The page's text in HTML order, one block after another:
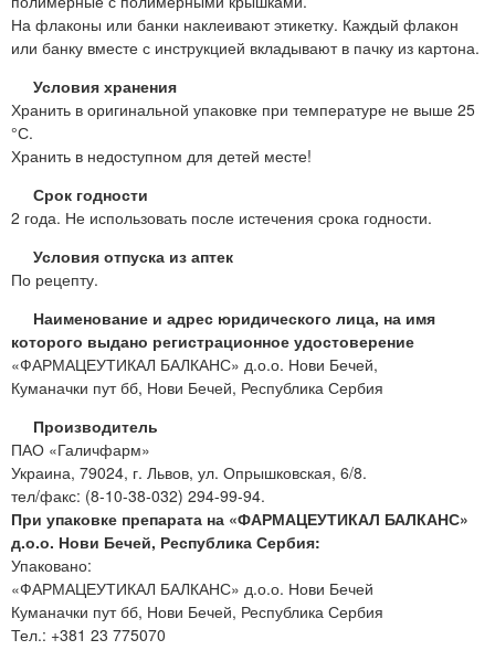
На флаконы или банки наклеивают этикетку. Каждый флакон
или банку вместе с инструкцией вкладывают в пачку из картона.
Условия хранения
Хранить в оригинальной упаковке при температуре не выше 25
°С.
Хранить в недоступном для детей месте!
Срок годности
2 года. Не использовать после истечения срока годности.
Условия отпуска из аптек
По рецепту.
Наименование и адрес юридического лица, на имя
которого выдано регистрационное удостоверение
«ФАРМАЦЕУТИКАЛ БАЛКАНС» д.о.о. Нови Бечей,
Куманачки пут бб, Нови Бечей, Республика Сербия
Производитель
ПАО «Галичфарм»
Украина, 79024, г. Львов, ул. Опрышковская, 6/8.
тел/факс: (8-10-38-032) 294-99-94.
При упаковке препарата на «ФАРМАЦЕУТИКАЛ БАЛКАНС»
д.о.о. Нови Бечей, Республика Сербия:
Упаковано:
«ФАРМАЦЕУТИКАЛ БАЛКАНС» д.о.о. Нови Бечей
Куманачки пут бб, Нови Бечей, Республика Сербия
Тел.: +381 23 775070